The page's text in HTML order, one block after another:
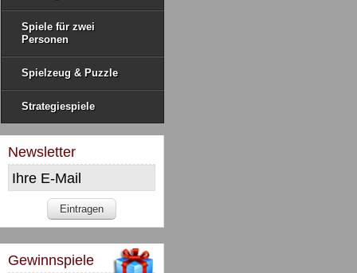
Spiele für zwei
Personen
Spielzeug & Puzzle
Strategiespiele
Newsletter
Gewinnspiele